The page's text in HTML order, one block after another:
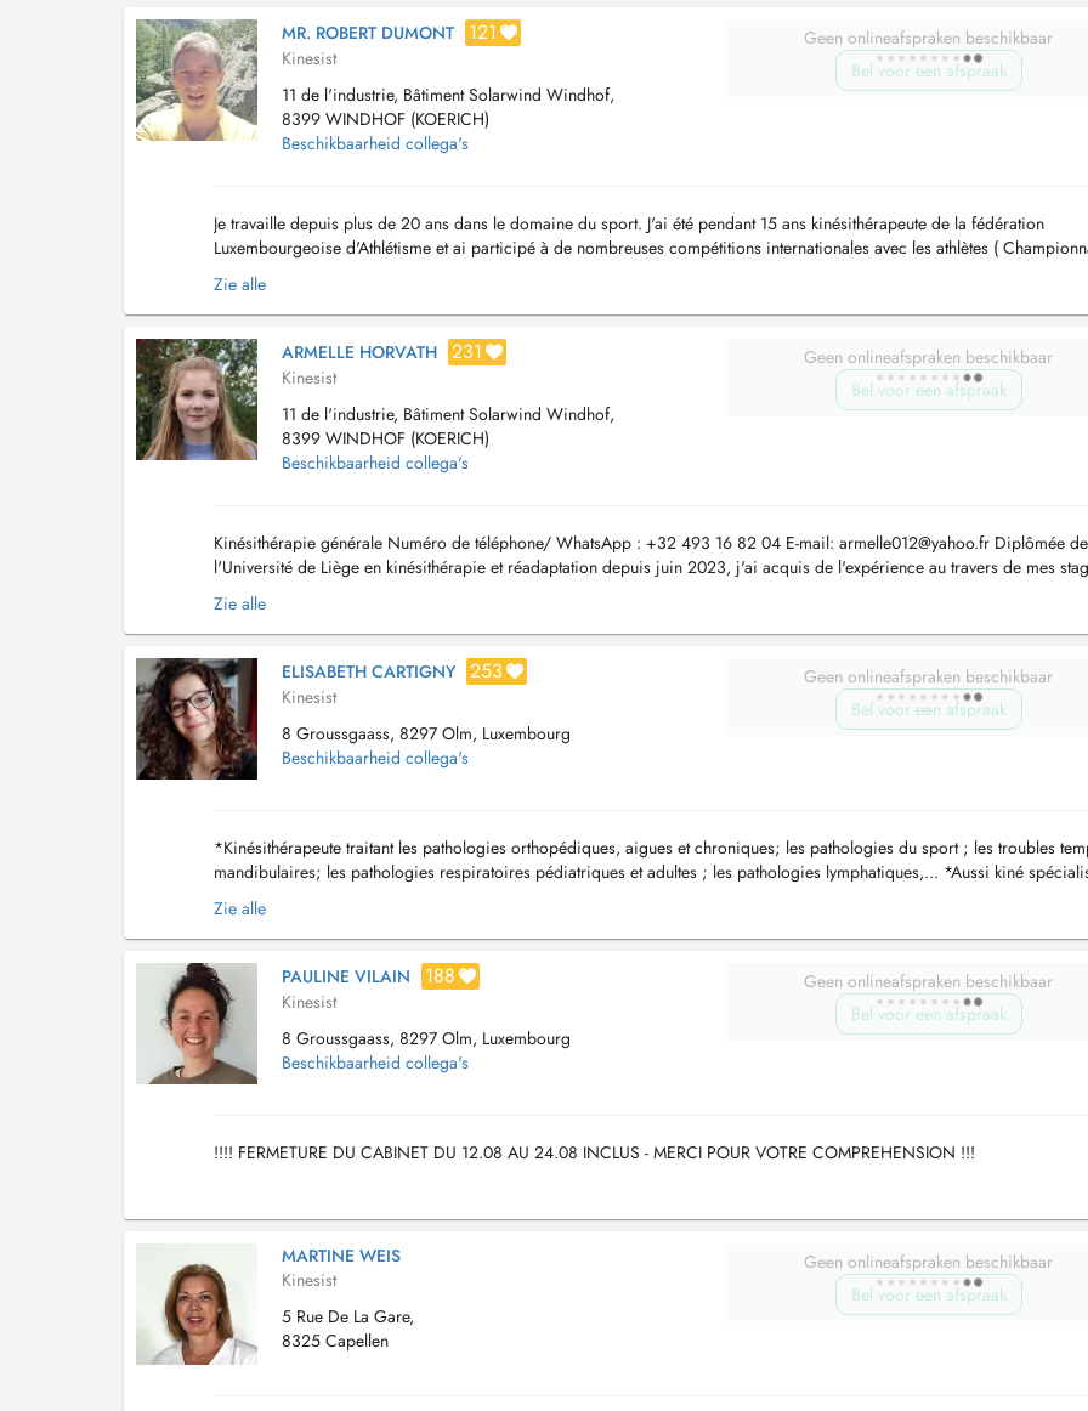
MR. ROBERT DUMONT 121
Kinesist
11 de l'industrie, Bâtiment Solarwind Windhof,
8399 WINDHOF (KOERICH)
Beschikbaarheid collega's
Geen onlineafspraken beschikbaar
Bel voor een afspraak
Je travaille depuis plus de 20 ans dans le domaine du sport. J'ai été pendant 15 ans kinésithérapeute de la fédération
Luxembourgeoise d'Athlétisme et ai participé à de nombreuses compétitions internationales avec les athlètes (
d'Europe de Zurich 2014, Amsterdam 2016 et Berlin 2018 en...
Zie alle
ARMELLE HORVATH 231
Kinesist
11 de l'industrie, Bâtiment Solarwind Windhof,
8399 WINDHOF (KOERICH)
Beschikbaarheid collega's
Geen onlineafspraken beschikbaar
Bel voor een afspraak
Kinésithérapie générale Numéro de téléphone/ WhatsApp : +32 493 16 82 04 E-mail: armelle012@yahoo.fr Diplômée de
l'Université de Liège en kinésithérapie et réadaptation depuis juin 2023, j'ai acquis de l'expérience au travers de mes
depuis quelques mois, dans ce cabinet. Je prends e...
Zie alle
ELISABETH CARTIGNY 253
Kinesist
8 Groussgaass, 8297 Olm, Luxembourg
Beschikbaarheid collega's
Geen onlineafspraken beschikbaar
Bel voor een afspraak
*Kinésithérapeute traitant les pathologies orthopédiques, aigues et chroniques; les pathologies du sport ; les troubles
mandibulaires; les pathologies respiratoires pédiatriques et adultes ; les pathologies lymphatiques,... *Aussi kiné
pelvi-périnéologie, traitant les path...
Zie alle
PAULINE VILAIN 188
Kinesist
8 Groussgaass, 8297 Olm, Luxembourg
Beschikbaarheid collega's
Geen onlineafspraken beschikbaar
Bel voor een afspraak
!!!! FERMETURE DU CABINET DU 12.08 AU 24.08 INCLUS - MERCI POUR VOTRE COMPREHENSION !!!
MARTINE WEIS
Kinesist
5 Rue De La Gare,
8325 Capellen
Geen onlineafspraken beschikbaar
Bel voor een afspraak